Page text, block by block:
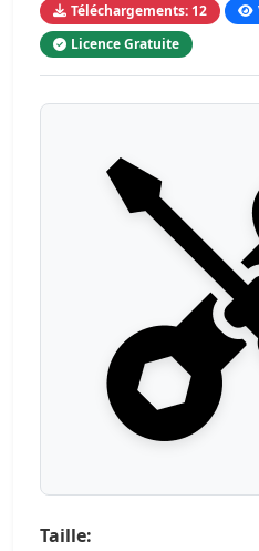
Téléchargements: 12
Licence Gratuite
Taille: